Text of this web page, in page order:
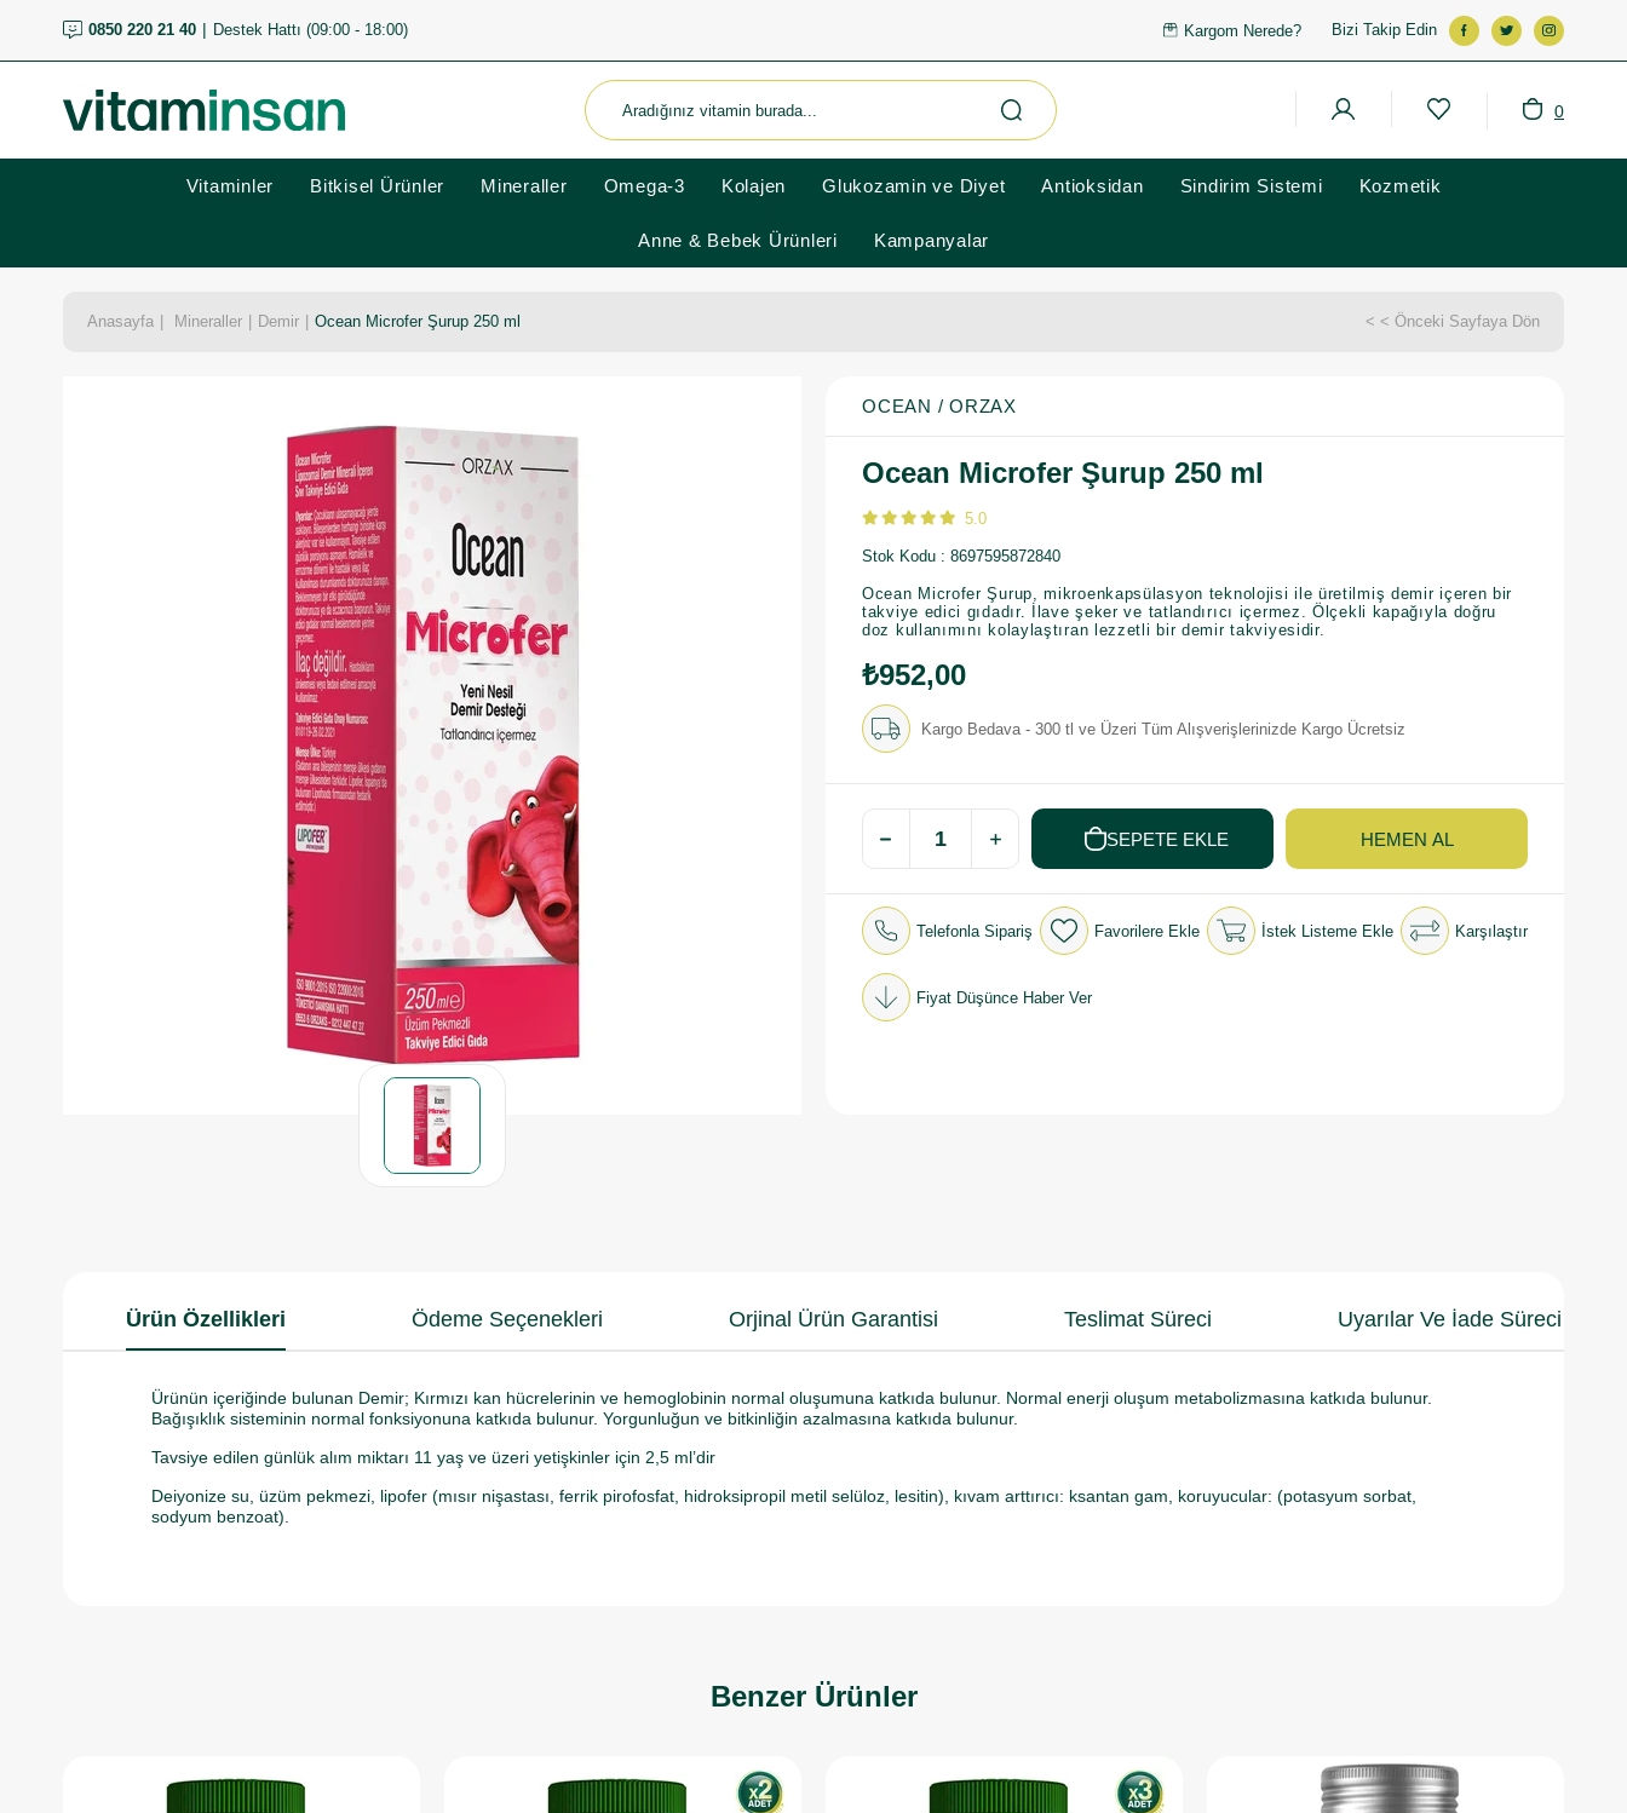
0850 220 21 40 Destek Hattı (09:00 - 18:00) Kargom Nerede? Bizi Takip Edin
0
Vitaminler Bitkisel Ürünler Mineraller Omega-3 Kolajen Glukozamin ve Diyet Antioksidan Sindirim Sistemi Kozmetik
Anne & Bebek Ürünleri Kampanyalar
Anasayfa Mineraller Demir Ocean Microfer Şurup 250 ml < < Önceki Sayfaya Dön
OCEAN / ORZAX
Ocean Microfer Şurup 250 ml
5.0
Stok Kodu 8697595872840
Ocean Microfer Şurup, mikroenkapsülasyon teknolojisi ile üretilmiş demir içeren bir
takviye edici gıdadır. İlave şeker ve tatlandırıcı içermez. Ölçekli kapağıyla doğru
doz kullanımını kolaylaştıran lezzetli bir demir takviyesidir.
₺952,00
Kargo Bedava - 300 tl ve Üzeri Tüm Alışverişlerinizde Kargo Ücretsiz
Telefonla Sipariş Favorilere Ekle İstek Listeme Ekle Karşılaştır
Fiyat Düşünce Haber Ver
Ürün Özellikleri Ödeme Seçenekleri Orjinal Ürün Garantisi Teslimat Süreci Uyarılar Ve İade Süreci
Ürünün içeriğinde bulunan Demir; Kırmızı kan hücrelerinin ve hemoglobinin normal oluşumuna katkıda bulunur. Normal enerji oluşum metabolizmasına katkıda bulunur.
Bağışıklık sisteminin normal fonksiyonuna katkıda bulunur. Yorgunluğun ve bitkinliğin azalmasına katkıda bulunur.
Tavsiye edilen günlük alım miktarı 11 yaş ve üzeri yetişkinler için 2,5 ml’dir
Deiyonize su, üzüm pekmezi, lipofer (mısır nişastası, ferrik pirofosfat, hidroksipropil metil selüloz, lesitin), kıvam arttırıcı: ksantan gam, koruyucular: (potasyum sorbat,
sodyum benzoat).
Benzer Ürünler